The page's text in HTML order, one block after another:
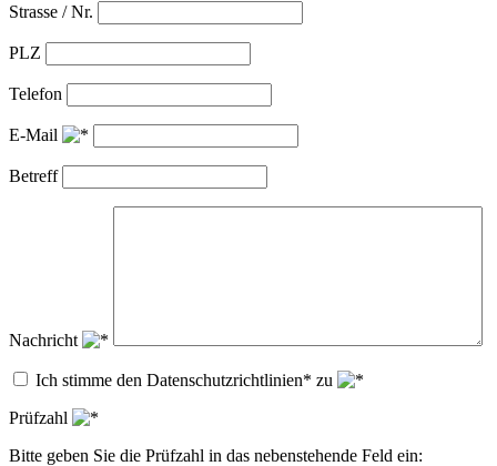
Strasse / Nr.
PLZ
Telefon
E-Mail
Betreff
Nachricht
Ich stimme den Datenschutzrichtlinien* zu
Prüfzahl
Bitte geben Sie die Prüfzahl in das nebenstehende Feld ein: